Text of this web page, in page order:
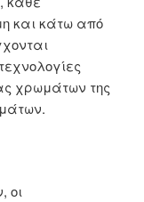
και κάτω από
χρωμάτων της
οι